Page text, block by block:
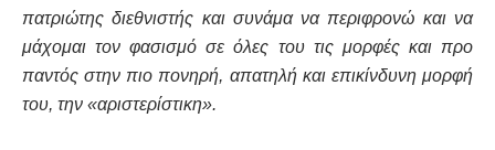
πατριώτης διεθνιστής και συνάμα να περιφρονώ και να
μάχομαι τον φασισμό σε όλες του τις μορφές και προ
παντός στην πιο πονηρή, απατηλή και επικίνδυνη μορφή
του, την «αριστερίστικη».